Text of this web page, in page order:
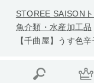
STOREE SAISON
魚介類・水産加工品
【千曲屋】うす色